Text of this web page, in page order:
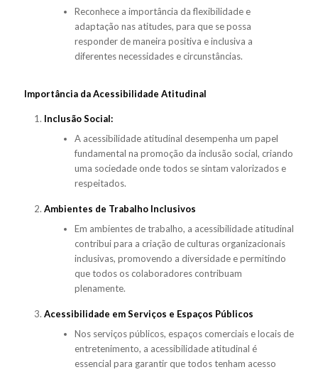
Reconhece a importância da flexibilidade e
adaptação nas atitudes, para que se possa
responder de maneira positiva e inclusiva a
diferentes necessidades e circunstâncias.
Importância da Acessibilidade Atitudinal
Inclusão Social:
A acessibilidade atitudinal desempenha um papel
fundamental na promoção da inclusão social, criando
uma sociedade onde todos se sintam valorizados e
respeitados.
Ambientes de Trabalho Inclusivos
Em ambientes de trabalho, a acessibilidade atitudinal
contribui para a criação de culturas organizacionais
inclusivas, promovendo a diversidade e permitindo
que todos os colaboradores contribuam
plenamente.
Acessibilidade em Serviços e Espaços Públicos
Nos serviços públicos, espaços comerciais e locais de
entretenimento, a acessibilidade atitudinal é
essencial para garantir que todos tenham acesso